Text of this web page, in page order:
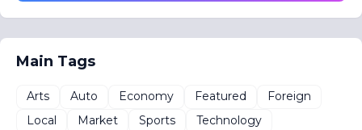
Main Tags
Arts Auto Economy Featured
Foreign
Local
Market Sports
Technology